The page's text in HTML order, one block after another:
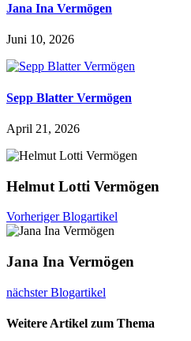
Jana Ina Vermögen
Juni 10, 2026
Sepp Blatter Vermögen
April 21, 2026
Helmut Lotti Vermögen
Vorheriger Blogartikel
Jana Ina Vermögen
nächster Blogartikel
Weitere Artikel zum Thema